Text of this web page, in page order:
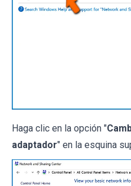
Haga clic en la opción "
adaptador" en la esquina